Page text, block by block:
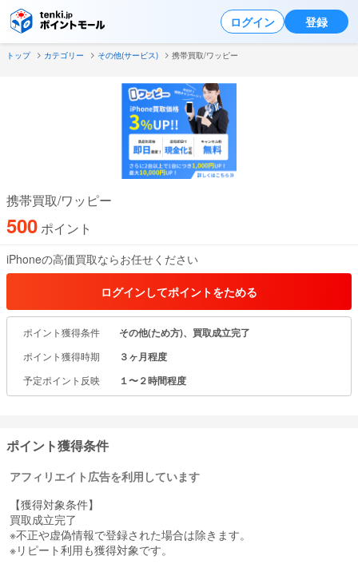
ログイン 登録
トップ カテゴリー その他(サービス) 携帯買取/ワッピー
携帯買取/ワッピー
500ポイント
iPhoneの高価買取ならお任せください
もっと見る
ログインしてポイントをためる
ポイント獲得条件 その他(ため方)、買取成立完了
ポイント獲得時期 ３ヶ月程度
予定ポイント反映 １〜２時間程度
ポイント獲得条件
アフィリエイト広告を利用しています
【獲得対象条件】
買取成立完了
※不正や虚偽情報で登録された場合は除きます。
※リピート利用も獲得対象です。